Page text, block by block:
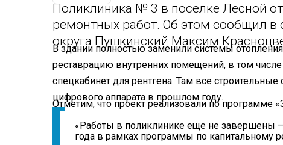
Поликлиника № 3 в поселке Лесной
ремонтных работ. Об этом сообщил в
округа Пушкинский Максим
В здании полностью заменили системы
реставрацию внутренних помещений, в том
спецкабинет для рентгена. Там все
цифрового аппарата в прошлом году.
Отметим, что проект реализовали по программе
«Работы в поликлинике еще не завершены —
года в рамках программы по капитальному